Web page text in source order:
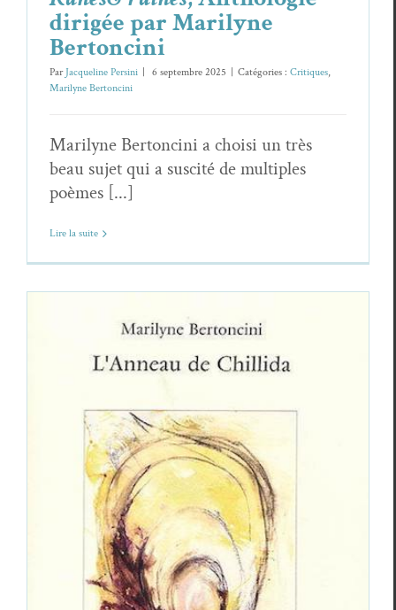
dirigée par Marilyne
Bertoncini
Par Jacqueline Persini 6 septembre 2025 Catégories : Critiques,
Marilyne Bertoncini
Marilyne Bertoncini a choisi un très
beau sujet qui a suscité de multiples
poèmes [...]
Lire la suite
Marilyne Bertoncini,L’anneau de Chillida
Critiques Marilyne Bertoncini